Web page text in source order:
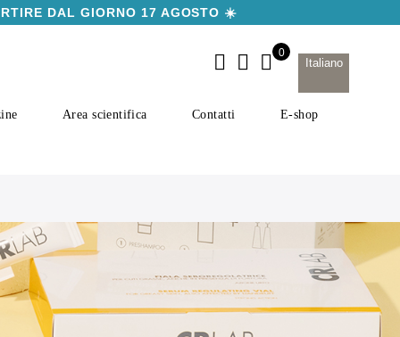
DAL GIORNO 17 AGOSTO ☀️
Italiano
Area scientifica Contatti E-shop